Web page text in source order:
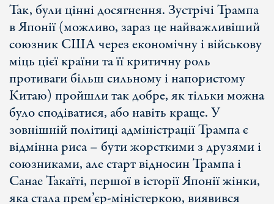
Так, були цінні досягнення. Зустрічі Трампа
в Японії (можливо, зараз це найважливіший
союзник США через економічну і військову
міць цієї країни та її критичну роль
противаги більш сильному і напористому
Китаю) пройшли так добре, як тільки можна
було сподіватися, або навіть краще. У
зовнішній політиці адміністрації Трампа є
відмінна риса – бути жорсткими з друзями і
союзниками, але старт відносин Трампа і
Санае Такаїті, першої в історії Японії жінки,
яка стала прем’єр-міністеркою, виявився